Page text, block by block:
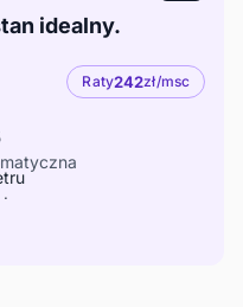
idealny.
Raty242zł/msc